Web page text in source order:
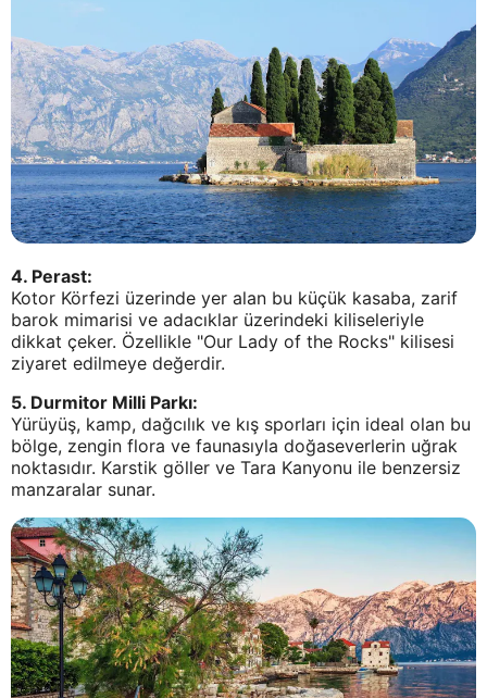
4. Perast:
Kotor Körfezi üzerinde yer alan bu küçük kasaba, zarif
barok mimarisi ve adacıklar üzerindeki kiliseleriyle
dikkat çeker. Özellikle "Our Lady of the Rocks" kilisesi
ziyaret edilmeye değerdir.
5. Durmitor Milli Parkı:
Yürüyüş, kamp, dağcılık ve kış sporları için ideal olan bu
bölge, zengin flora ve faunasıyla doğaseverlerin uğrak
noktasıdır. Karstik göller ve Tara Kanyonu ile benzersiz
manzaralar sunar.